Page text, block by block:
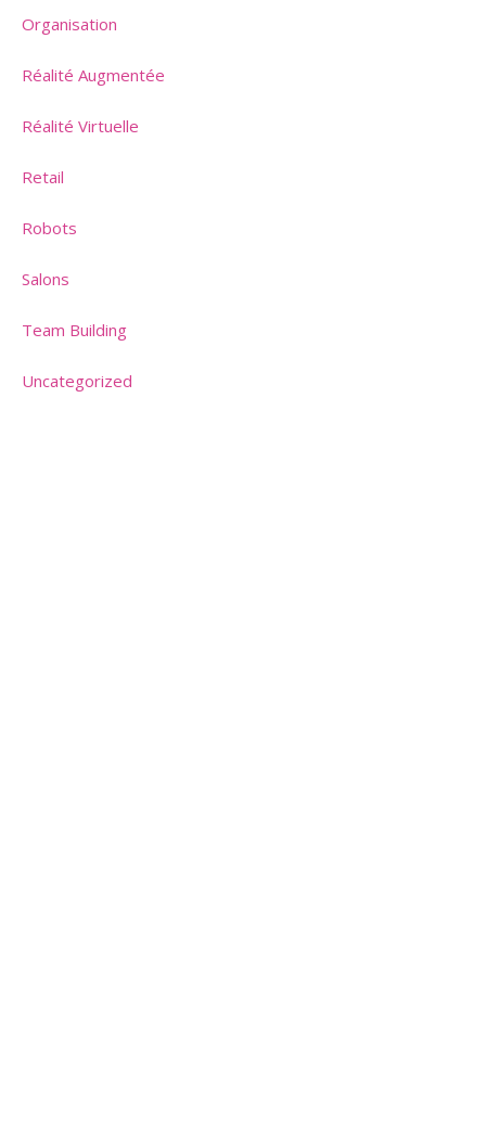
Organisation
Réalité Augmentée
Réalité Virtuelle
Retail
Robots
Salons
Team Building
Uncategorized